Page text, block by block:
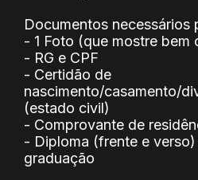
Documentos necessários
- 1 Foto (que mostre bem
- RG e CPF
- Certidão de
nascimento/casamento/
(estado civil)
- Comprovante de
- Diploma (frente e
graduação